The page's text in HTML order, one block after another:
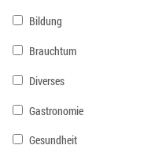
Bildung
Brauchtum
Diverses
Gastronomie
Gesundheit